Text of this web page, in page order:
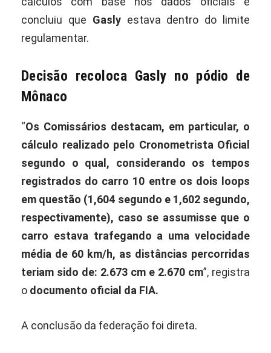
concluiu que Gaslyestava dentro do limite
regulamentar.
Decisão recoloca Gasly no pódio de
Mônaco
“Os Comissários destacam, em particular, o
cálculo realizado pelo Cronometrista Oficial
segundo o qual, considerando os tempos
registrados do carro 10 entre os dois loops
em questão (1,604 segundo e 1,602 segundo,
respectivamente), caso se assumisse que o
carro estava trafegando a uma velocidade
média de 60 km/h, as distâncias percorridas
teriam sido de: 2.673 cm e 2.670 cm”, registra
o documento oficial da FIA.
A conclusão da federação foi direta.